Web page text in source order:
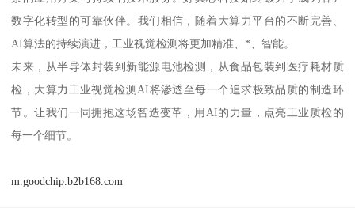
数字化转型的可靠伙伴。我们相信，随着大算力平台的不断完善、
AI算法的持续演进，工业视觉检测将更加精准、*、智能。
未来，从半导体封装到新能源电池检测，从食品包装到医疗耗材质
检，大算力工业视觉检测AI将渗透至每一个追求极致品质的制造环
节。让我们一同拥抱这场智造变革，用AI的力量，点亮工业质检的
每一个细节。
m.goodchip.b2b168.com